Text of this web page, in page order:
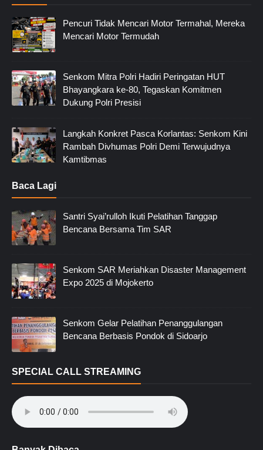
Pencuri Tidak Mencari Motor Termahal, Mereka
Mencari Motor Termudah
Senkom Mitra Polri Hadiri Peringatan HUT
Bhayangkara ke-80, Tegaskan Komitmen
Dukung Polri Presisi
Langkah Konkret Pasca Korlantas: Senkom Kini
Rambah Divhumas Polri Demi Terwujudnya
Kamtibmas
Baca Lagi
Santri Syai’rulloh Ikuti Pelatihan Tanggap
Bencana Bersama Tim SAR
Senkom SAR Meriahkan Disaster Management
Expo 2025 di Mojokerto
Senkom Gelar Pelatihan Penanggulangan
Bencana Berbasis Pondok di Sidoarjo
SPECIAL CALL STREAMING